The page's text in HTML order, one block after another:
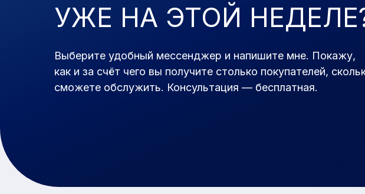
УЖЕ НА ЭТОЙ
Выберите удобный мессенджер и напишите мне. Покажу,
как и за счёт чего вы получите столько покупателей,
сможете обслужить. Консультация — бесплатная.